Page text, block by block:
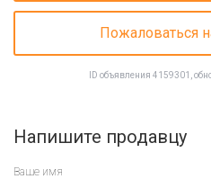
Пожаловаться
ID объявления 4159301,
Напишите продавцу
Ваше имя